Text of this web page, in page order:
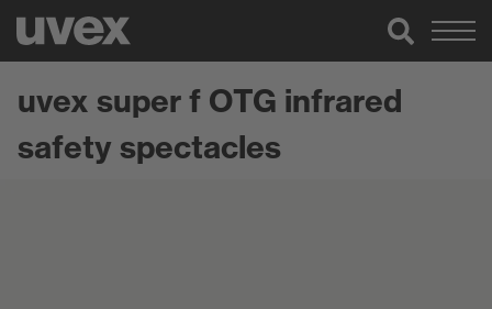
uvex super f OTG infrared
safety spectacles